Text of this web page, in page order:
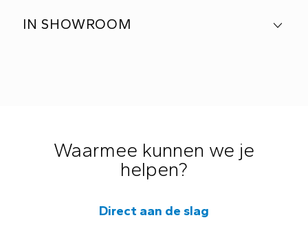
IN SHOWROOM
Waarmee kunnen we je
helpen?
Direct aan de slag